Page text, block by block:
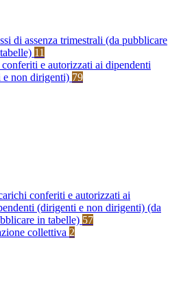
di assenza trimestrali (da pubblicare
11
e autorizzati ai dipendenti
e non dirigenti) 79
conferiti e autorizzati ai
(dirigenti e non dirigenti) (da
in tabelle) 57
collettiva 2